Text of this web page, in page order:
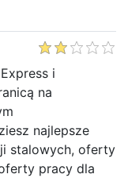
i
na
najlepsze
stalowych, oferty
pracy dla